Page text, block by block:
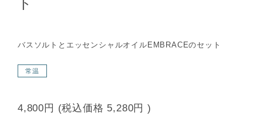
ト
バスソルトとエッセンシャルオイルEMBRACEのセット
常温
4,800円 (税込価格 5,280円 )